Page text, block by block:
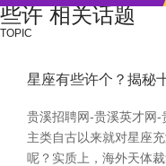
些许 相关话题
TOPIC
星座有些许个？揭秘
贵溪招聘网-贵溪英才网
主类自古以来就对星座
呢？实质上，海外天体